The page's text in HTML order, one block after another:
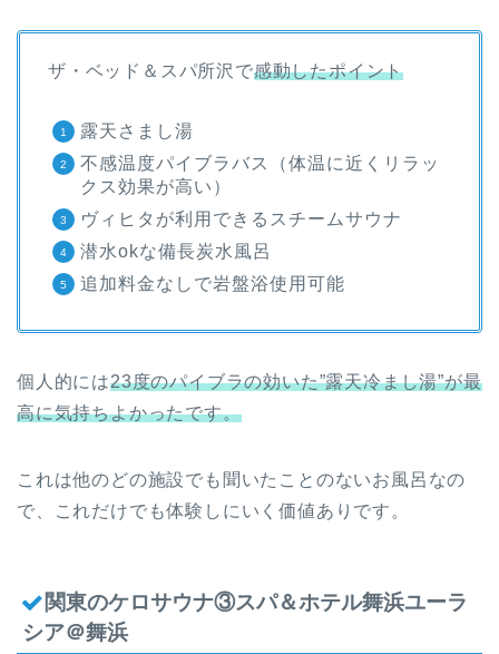
ザ・ベッド＆スパ所沢で感動したポイント
露天さまし湯
不感温度パイブラバス（体温に近くリラッ
クス効果が高い）
ヴィヒタが利用できるスチームサウナ
潜水okな備長炭水風呂
追加料金なしで岩盤浴使用可能
個人的には23度のパイブラの効いた”露天冷まし湯”が最
高に気持ちよかったです。
これは他のどの施設でも聞いたことのないお風呂なの
で、これだけでも体験しにいく価値ありです。
関東のケロサウナ③スパ＆ホテル舞浜ユーラ
シア＠舞浜